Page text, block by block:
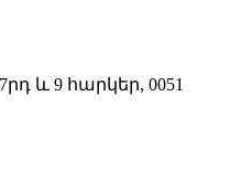
և 9 հարկեր, 0051